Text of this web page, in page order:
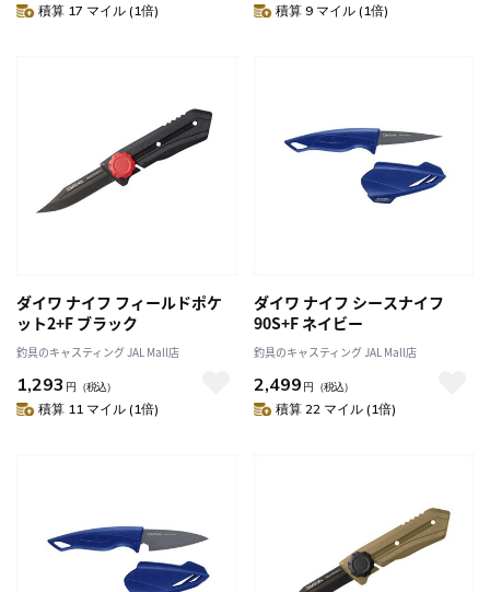
積算 17 マイル (1倍) 積算 9 マイル (1倍)
ダイワ ナイフ フィールドポケ
ット2+F ブラック
釣具のキャスティング JAL Mall店
1,293 円 （税込）
積算 11 マイル (1倍)
ダイワ ナイフ シースナイフ
90S+F ネイビー
釣具のキャスティング JAL Mall店
2,499 円 （税込）
積算 22 マイル (1倍)